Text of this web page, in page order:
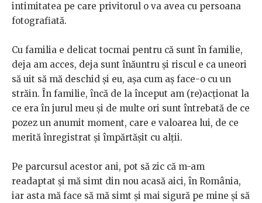
intimitatea pe care privitorul o va avea cu persoana
fotografiată.
Cu familia e delicat tocmai pentru că sunt în familie,
deja am acces, deja sunt înăuntru și riscul e ca uneori
să uit să mă deschid și eu, așa cum aș face-o cu un
străin. În familie, încă de la început am (re)acționat la
ce era în jurul meu și de multe ori sunt întrebată de ce
pozez un anumit moment, care e valoarea lui, de ce
merită înregistrat și împărtășit cu alții.
Pe parcursul acestor ani, pot să zic că m-am
readaptat și mă simt din nou acasă aici, în România,
iar asta mă face să mă simt și mai sigură pe mine și să